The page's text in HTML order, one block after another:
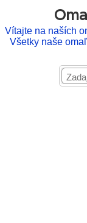
Vítajte na naších
Všetky naše